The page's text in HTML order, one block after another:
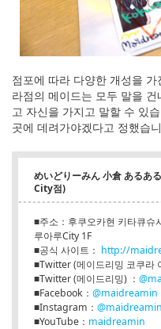
점포에 따라 다양한 개성을
라점의 메이드는 모두 말을
고 자신을 가지고 말할 수 있
곳에 데려가야겠다고 정했습
めいどりーみん 小倉 あるあ
City점)
■주소：후쿠오카현 키타큐슈
루아루City 1F
■공식 사이트： http://
■Twitter (메이드리밍 코쿠라
■Twitter (메이드리밍) ：
■Facebook： @maidreamin
■Instagram： @maidreamin
■YouTube： maidreamin